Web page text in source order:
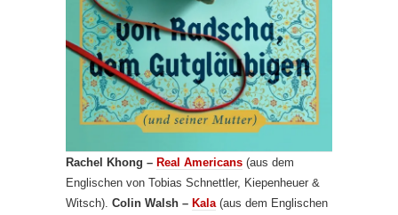
Rachel Khong – Real Americans (aus dem
Englischen von Tobias Schnettler, Kiepenheuer &
Witsch). Colin Walsh – Kala (aus dem Englischen